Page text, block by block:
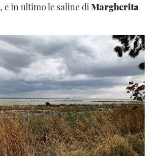
, e in ultimo le saline di Margherita